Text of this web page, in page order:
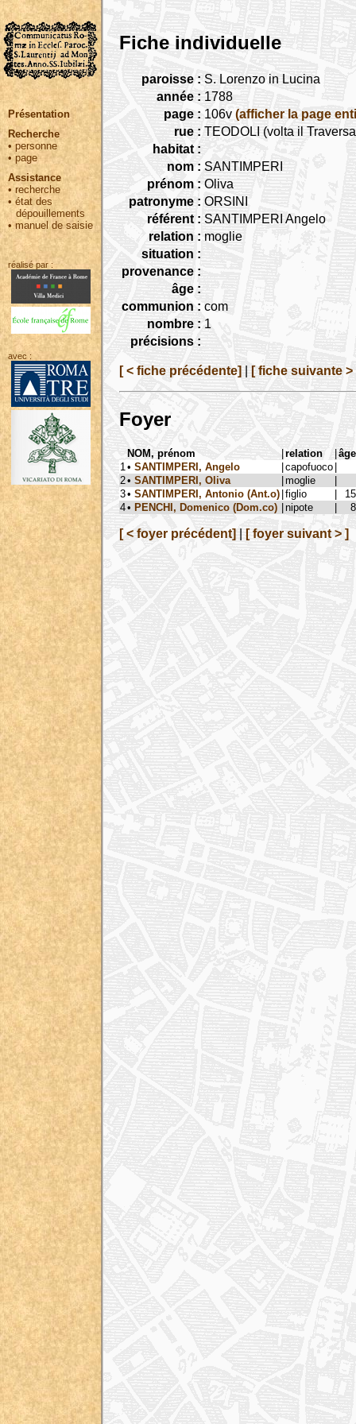
Présentation
Recherche
• personne
•page
Assistance
• recherche
•état des
dépouillements
•manuel de saisie
réalisé par :
avec :
Fiche individuelle
paroisse : S. Lorenzo in Lucina
année : 1788
page : 106v (afficher la page
rue : TEODOLI (volta il
habitat :
nom : SANTIMPERI
prénom : Oliva
patronyme : ORSINI
référent : SANTIMPERI Angelo
relation : moglie
situation :
provenance :
âge :
communion : com
nombre : 1
précisions :
[ < fiche précédente] [ fiche suivante >
Foyer
NOM, prénom |relation |âge
1 • SANTIMPERI, Angelo |capofuoco |
2• SANTIMPERI, Oliva |moglie
|
3• SANTIMPERI, Antonio (Ant.o) |figlio |
15
4• PENCHI, Domenico (Dom.co) |nipote | 8
[ < foyer précédent] [ foyer suivant > ]